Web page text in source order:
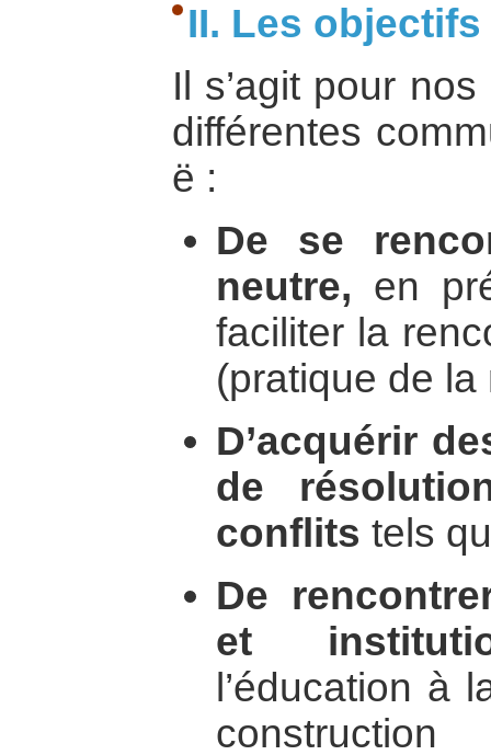
II. Les
Il s’agit pour
différentes
ë :
De se
neutre, en
faciliter la
(pratique de la
D’acquérir
de
conflits tels
De
et
l’éducation à